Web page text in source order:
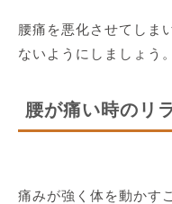
腰痛を悪化させてしま
ないようにしましょう。
腰が痛い時のリ
痛みが強く体を動かす